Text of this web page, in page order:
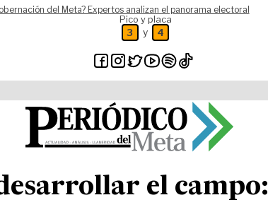
del Meta? Expertos analizan el panorama electoral
Pico y placa
3 y 4
el